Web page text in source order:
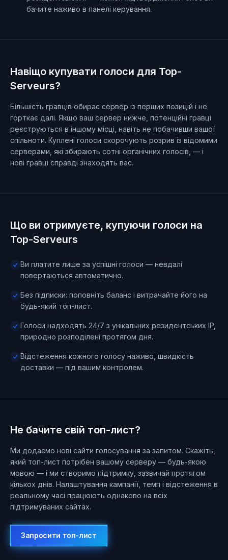
бачите наживо в панелі керування.
Навіщо купувати голоси для Top-
Serveurs?
Більшість гравців обирає сервер із перших позицій і не
горткає далі. Якщо ваш сервер нижче, потенційні гравці
реєструються в іншому місці, навіть не побачивши вашої
спільноти. Куплені голоси скорочують розрив із відомими
серверами, які збирають сотні органічних голосів, — і
нові гравці справді знаходять вас.
Що ви отримуєте, купуючи голоси на
Top-Serveurs
Ви платите лише за успішні голоси — невдалі
повертаються автоматично.
Без підписки: поповніть баланс і витрачайте його на
будь-який топ-лист.
Голоси надходять 24/7 з унікальних резидентських IP,
природно розподілені протягом дня.
Відстеження кожного голосу наживо, швидкість
доставки — під вашим контролем.
Не бачите свій топ-лист?
Ми додаємо нові сайти голосування за запитом. Скажіть,
який топ-лист потрібен вашому серверу — будь-якою
мовою — і ми створимо підтримку, зазвичай протягом
кількох днів. Налаштування кампанії, темп і відстеження в
реальному часі працюють однаково на всіх
підтримуваних сайтах.
Запросити топ-лист